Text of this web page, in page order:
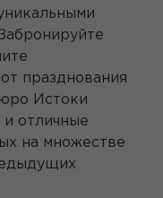
празднования
Истоки
и отличные
на множестве